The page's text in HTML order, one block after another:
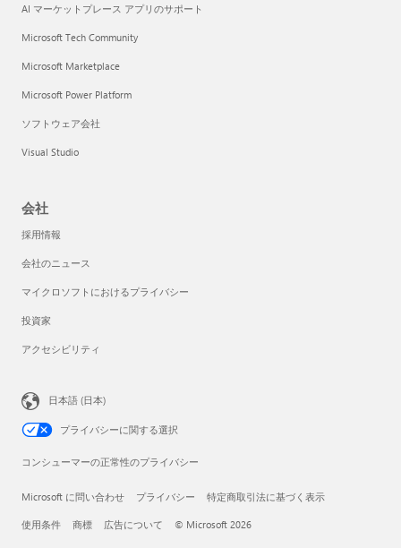
AI マーケットプレース アプリのサポート
Microsoft Tech Community
Microsoft Marketplace
Microsoft Power Platform
ソフトウェア会社
Visual Studio
会社
採用情報
会社のニュース
マイクロソフトにおけるプライバシー
投資家
アクセシビリティ
日本語 (日本)
プライバシーに関する選択
コンシューマーの正常性のプライバシー
Microsoft に問い合わせ プライバシー 特定商取引法に基づく表示
使用条件 商標 広告について © Microsoft 2026